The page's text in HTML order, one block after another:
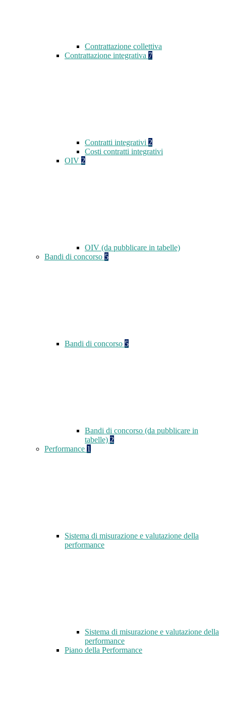
Contrattazione collettiva
Contrattazione integrativa 7
Contratti integrativi 2
Costi contratti integrativi
OIV 2
OIV (da pubblicare in tabelle)
Bandi di concorso 5
Bandi di concorso 5
Bandi di concorso (da pubblicare in
tabelle) 2
Performance 1
Sistema di misurazione e valutazione della
performance
Sistema di misurazione e valutazione della
performance
Piano della Performance